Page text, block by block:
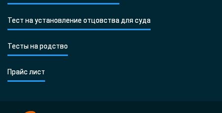
Тест на установление отцовства для суда
Тесты на родство
Прайс лист